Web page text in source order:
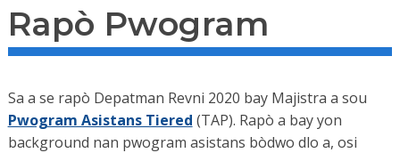
Rapò Pwogram
Sa a se rapò Depatman Revni 2020 bay Majistra a sou
Pwogram Asistans Tiered (TAP). Rapò a bay yon
background nan pwogram asistans bòdwo dlo a, osi